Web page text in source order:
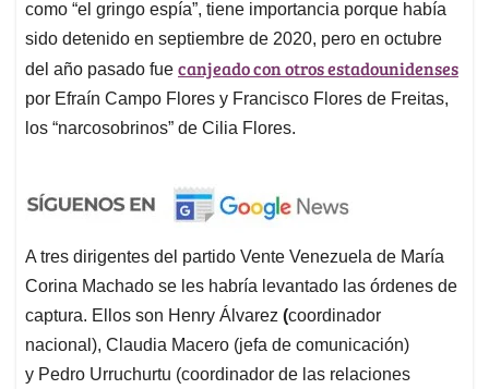
como “el gringo espía”, tiene importancia porque había
sido detenido en septiembre de 2020, pero en octubre
del año pasado fue canjeado con otros estadounidenses
por Efraín Campo Flores y Francisco Flores de Freitas,
los “narcosobrinos” de Cilia Flores.
A tres dirigentes del partido Vente Venezuela de María
Corina Machado se les habría levantado las órdenes de
captura. Ellos son Henry Álvarez (coordinador
nacional), Claudia Macero (jefa de comunicación)
y Pedro Urruchurtu (coordinador de las relaciones